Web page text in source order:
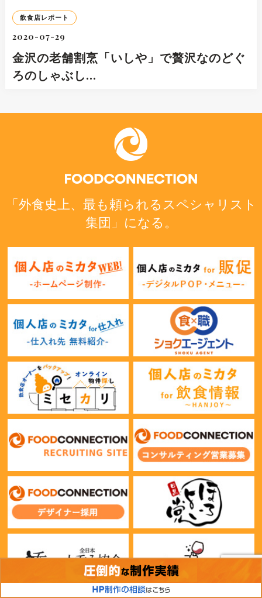
飲食店レポート
2020-07-29
金沢の老舗割烹「いしや」で贅沢なのどぐ
ろのしゃぶし…
「外食史上、最も頼られるスペシャリスト
集団」になる。